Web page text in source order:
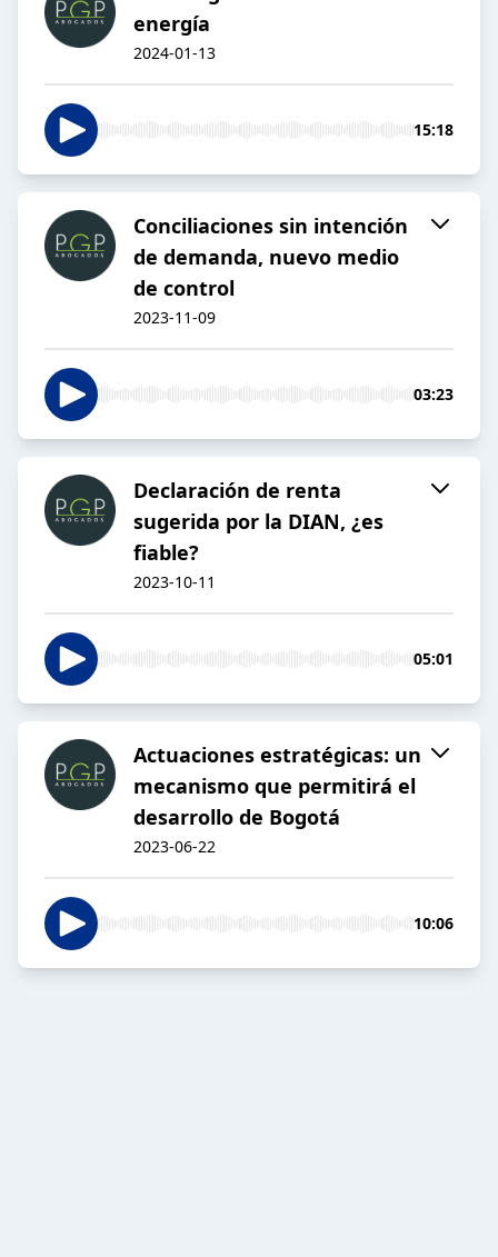
energía
2024-01-13
15:18
Conciliaciones sin intención
de demanda, nuevo medio
de control
2023-11-09
03:23
Declaración de renta
sugerida por la DIAN, ¿es
fiable?
2023-10-11
05:01
Actuaciones estratégicas: un
mecanismo que permitirá el
desarrollo de Bogotá
2023-06-22
10:06